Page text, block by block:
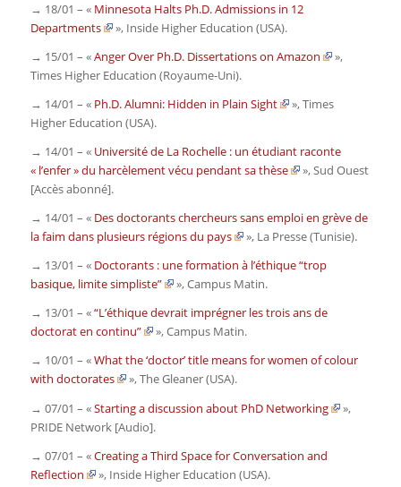
→ 18/01 – « Minnesota Halts Ph.D. Admissions in 12
Departments
», Inside Higher Education(USA).
→ 15/01 – «Anger Over Ph.D. Dissertations on Amazon
»,
Times Higher Education (Royaume-Uni).
→ 14/01 – « Ph.D. Alumni: Hidden in Plain Sight »,Times
Higher Education (USA).
→ 14/01 – « Université de La Rochelle : un étudiant raconte
« l’enfer » du harcèlement vécu pendant sa thèse
»,Sud Ouest
[Accès abonné].
→ 14/01 – « Des doctorants chercheurs sans emploi en grève de
la faim dans plusieurs régions du pays
», La Presse(Tunisie).
→ 13/01 – « Doctorants : une formation à l’éthique “trop
basique, limite simpliste”
»,Campus Matin.
→ 13/01 – «“L’éthique devrait imprégner les trois ans de
doctorat en continu”
»,Campus Matin.
→ 10/01 – «What the ‘doctor’ title means for women of colour
with doctorates
»,The Gleaner(USA).
→ 07/01 – «Starting a discussion about PhD Networking
»,
PRIDE Network [Audio].
→ 07/01 – «Creating a Third Space for Conversation and
Reflection
», Inside Higher Education(USA).